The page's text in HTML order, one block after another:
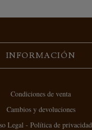
INFORMACIÓN
Condiciones de venta
Cambios y devoluciones
Legal - Política de privacidad